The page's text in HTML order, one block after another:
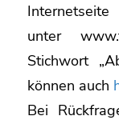
unter
Stichwort
können auch
Bei